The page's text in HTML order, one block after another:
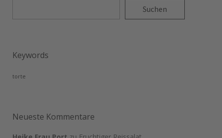
Suchen
Keywords
torte
Neueste Kommentare